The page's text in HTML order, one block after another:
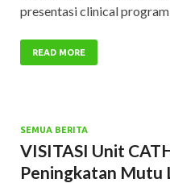
presentasi clinical
READ MORE
SEMUA BERITA
VISITASI Unit
Peningkatan Mutu